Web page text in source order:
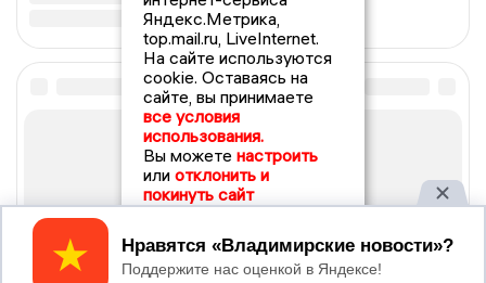
Яндекс.Метрика,
top.mail.ru, LiveInternet.
На сайте используются
cookie. Оставаясь на
сайте, вы принимаете
все условия
использования.
Вы можете настроить
или отклонить и
покинуть сайт
Принять